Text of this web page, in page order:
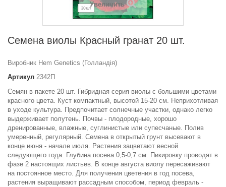
Увеличить
Семена виолы Красный гранат 20 шт.
Виробник Hem Genetics (Голландія)
Артикул 2342П
Семян в пакете 20 шт. Гибридная серия виолы с большими цветами
красного цвета. Куст компактный, высотой 15-20 см. Неприхотливая
в уходе культура. Предпочитает солнечные участки, однако легко
выдерживает полутень. Почвы - плодородные, хорошо
дренированные, влажные, суглинистые или супесчаные. Полив
умеренный, регулярный. Семена в открытый грунт высевают в
конце июня - начале июля. Растения зацветают весной
следующего года. Глубина посева 0,5-0,7 см. Пикировку проводят в
фазе 2 настоящих листьев. В конце августа виолу пересаживают
на постоянное место. Для получения цветения в год посева,
растения выращивают рассадным способом, период февраль -